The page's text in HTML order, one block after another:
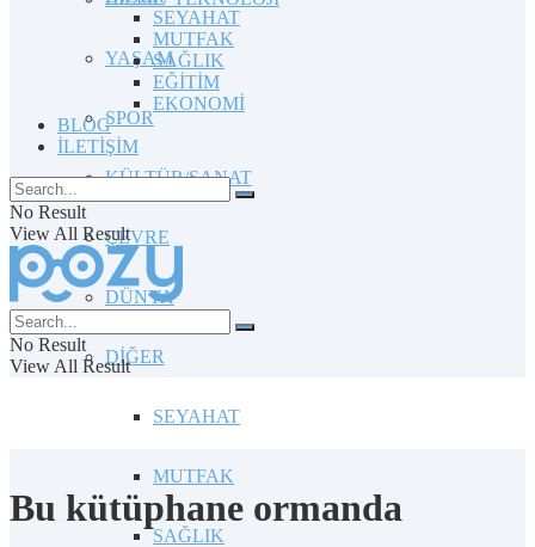
YAŞAM
SPOR
KÜLTÜR/SANAT
ÇEVRE
DÜNYA
DİĞER
SEYAHAT
MUTFAK
SAĞLIK
SEYAHAT
MUTFAK
SAĞLIK
EĞİTİM
EKONOMİ
BLOG
İLETİŞİM
No Result
View All Result
No Result
View All Result
Bu kütüphane ormanda